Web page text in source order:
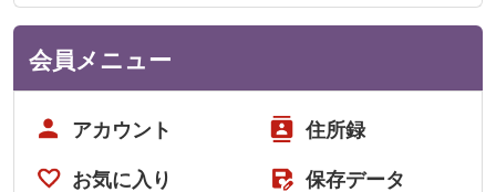
会員メニュー
アカウント 住所録
お気に入り 保存データ